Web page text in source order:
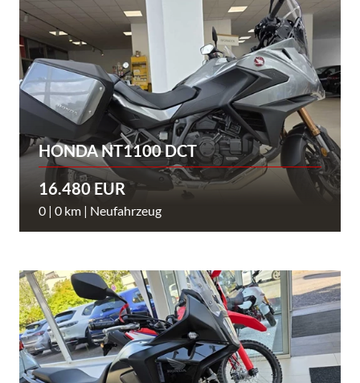
HONDA NT1100 DCT
16.480 EUR
0 | 0 km | Neufahrzeug